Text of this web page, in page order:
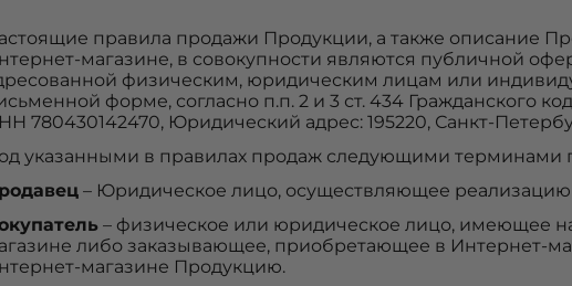
правила продажи Продукции, а также описание
магазине, в совокупности являются публичной
физическим, юридическим лицам или
форме, согласно п.п. 2 и 3 ст. 434 Гражданского
780430142470, Юридический адрес: 195220, Санкт-
указанными в правилах продаж следующими терминами
– Юридическое лицо, осуществляющее
– физическое или юридическое лицо, имеющее
либо заказывающее, приобретающее в Интернет-
магазине Продукцию.